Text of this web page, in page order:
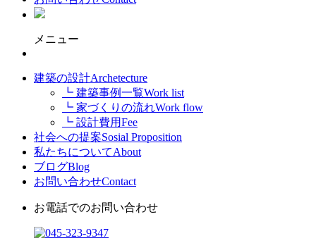
メニュー
建築の設計Archetecture
┗ 建築事例一覧Work list
┗ 家づくりの流れWork flow
┗ 設計費用Fee
社会への提案Sosial Proposition
私たちについてAbout
ブログBlog
お問い合わせContact
お電話でのお問い合わせ